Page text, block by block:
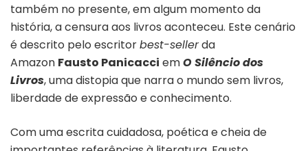
também no presente, em algum momento da
história, a censura aos livros aconteceu. Este cenário
é descrito pelo escritorbest-sellerda
Amazon Fausto Panicacci emO Silêncio dos
Livros, uma distopia que narra o mundo sem livros,
liberdade de expressão e conhecimento.
Com uma escrita cuidadosa, poética e cheia de